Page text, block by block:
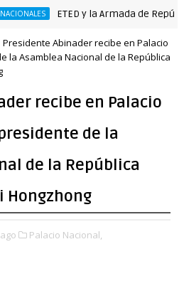
ETED y la Armada de
con el Loto
Presidente Abinader recibe en Palacio
la Asamblea Nacional de la República
recibe en Palacio
de la
de la República
Hongzhong
Palacio Nacional,